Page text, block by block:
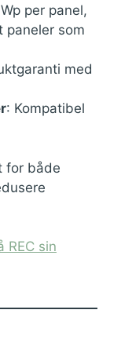
per panel,
paneler som
med
: Kompatibel
for både
REC sin